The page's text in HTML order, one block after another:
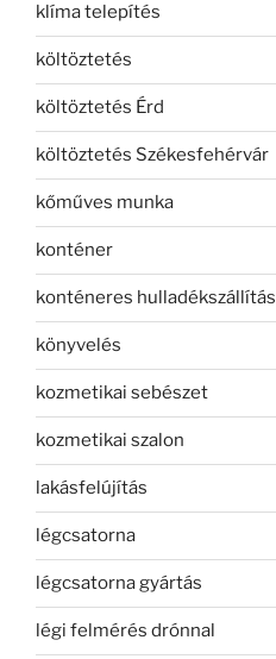
klíma telepítés
költöztetés
költöztetés Érd
költöztetés Székesfehérvár
kőműves munka
konténer
konténeres hulladékszállítás
könyvelés
kozmetikai sebészet
kozmetikai szalon
lakásfelújítás
légcsatorna
légcsatorna gyártás
légi felmérés drónnal